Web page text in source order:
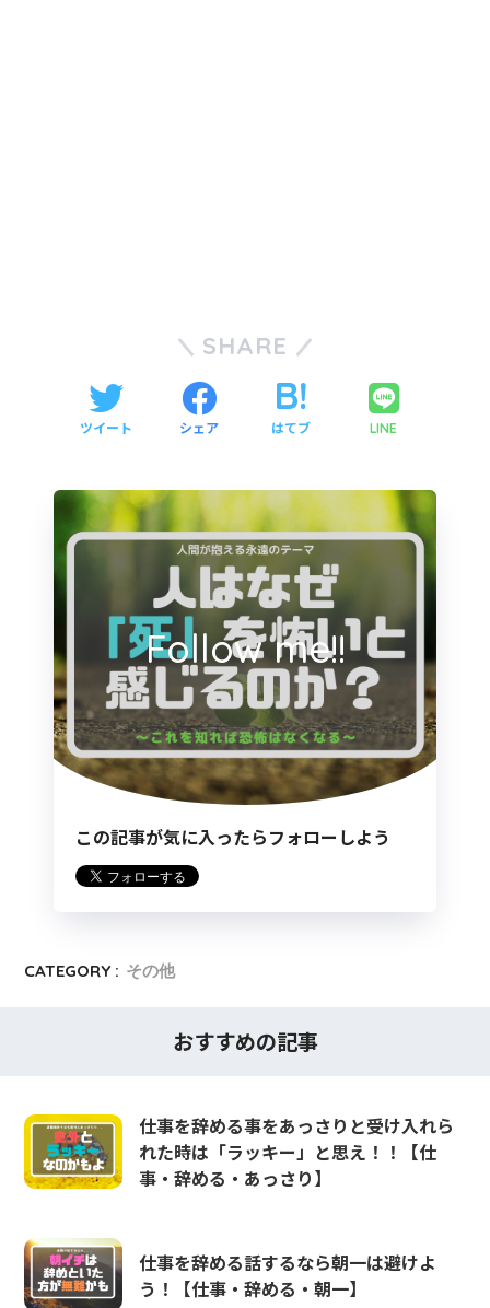
SHARE
ツイート シェア はてブ LINE
Follow me!!
この記事が気に入ったらフォローしよう
CATEGORY : その他
おすすめの記事
仕事を辞める事をあっさりと受け入れら
れた時は「ラッキー」と思え！！【仕
事・辞める・あっさり】
仕事を辞める話するなら朝一は避けよ
う！【仕事・辞める・朝一】